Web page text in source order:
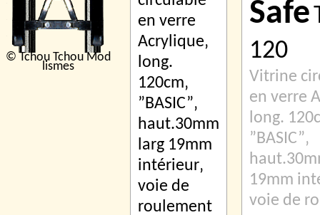
© Tchou Tchou Mod
lismes
Safe
120
Vitrine
en verre
long.
”BASIC”‚
19mm
voie de